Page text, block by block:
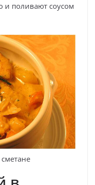
и поливают соусом